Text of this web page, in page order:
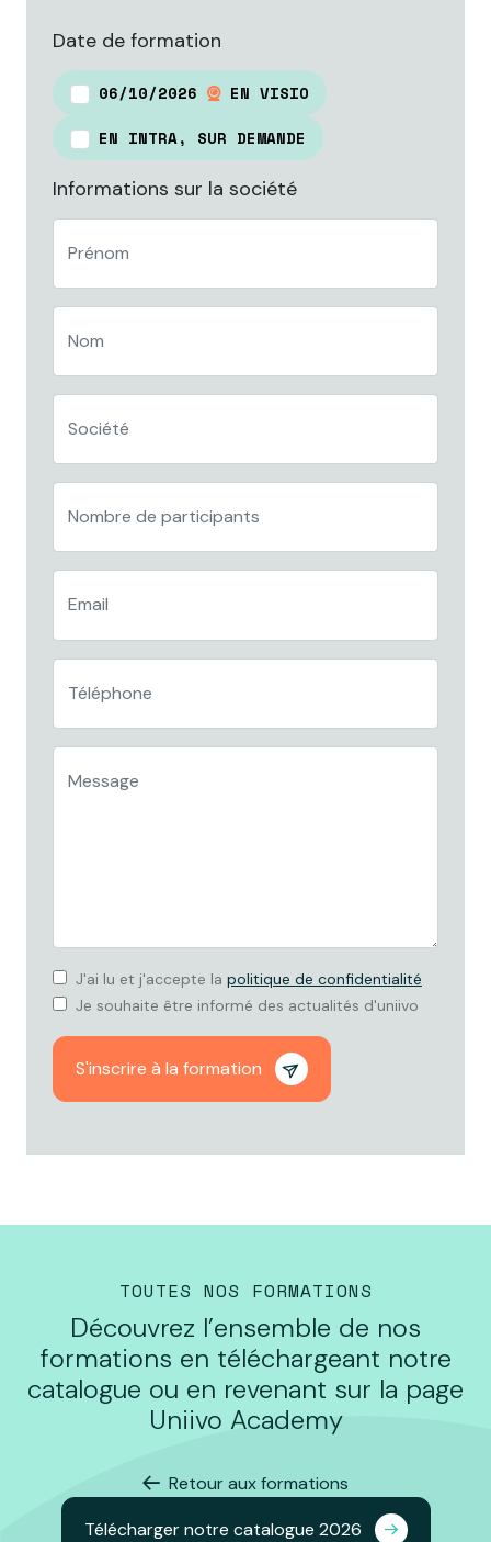
Date de formation
06/10/2026
EN VISIO
EN INTRA, SUR DEMANDE
Informations sur la société
J'ai lu et j'accepte la politique de confidentialité
Je souhaite être informé des actualités d'uniivo
S'inscrire à la formation
TOUTES NOS FORMATIONS
Découvrez l’ensemble de nos
formations en téléchargeant notre
catalogue ou en revenant sur la page
Uniivo Academy
Retour aux formations
Télécharger notre catalogue 2026